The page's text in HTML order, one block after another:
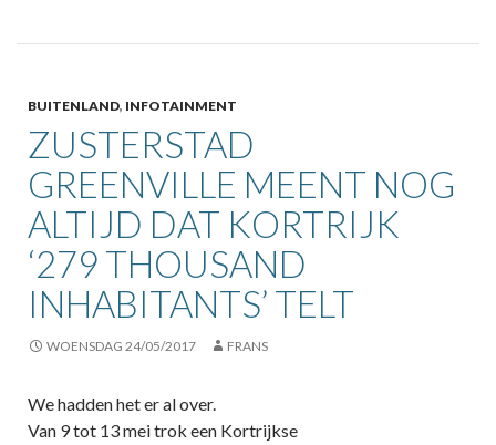
BUITENLAND, INFOTAINMENT
ZUSTERSTAD
GREENVILLE MEENT NOG
ALTIJD DAT KORTRIJK
‘279 THOUSAND
INHABITANTS’ TELT
WOENSDAG 24/05/2017 FRANS
We hadden het er al over.
Van 9 tot 13 mei trok een Kortrijkse